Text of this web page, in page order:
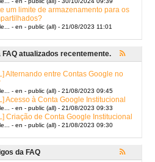
um limite de armazenamento para os
- en - public (all) - 21/08/2023 11:01
atualizados recentemente.
Alternando entre Contas Google no
- en - public (all) - 21/08/2023 09:45
Acesso à Conta Google Institucional
- en - public (all) - 21/08/2023 09:33
Criação de Conta Google Institucional
- en - public (all) - 21/08/2023 09:30
da FAQ